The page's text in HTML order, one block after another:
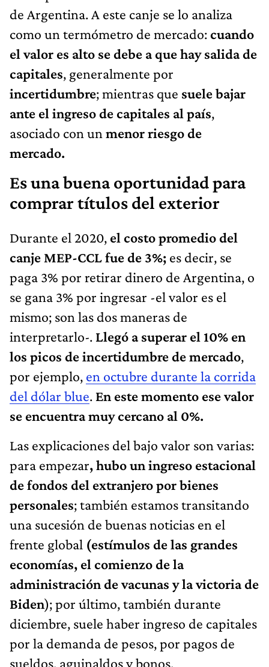
de Argentina. A este canje se lo analiza
como un termómetro de mercado:cuando
el valor es alto se debe a que hay salida de
capitales, generalmente por
incertidumbre; mientras que suele bajar
ante el ingreso de capitales al país,
asociado con un menor riesgo de
mercado.
Es una buena oportunidad para
comprar títulos del exterior
Durante el 2020, el costo promedio del
canje MEP-CCL fue de 3%; es decir, se
paga 3% por retirar dinero de Argentina, o
se gana 3% por ingresar -el valor es el
mismo; son las dos maneras de
interpretarlo-. Llegó a superar el 10% en
los picos de incertidumbre de mercado,
por ejemplo, en octubre durante la corrida
del dólar blue. En este momento ese valor
se encuentra muy cercano al 0%.
Las explicaciones del bajo valor son varias:
para empezar, hubo un ingreso estacional
de fondos del extranjero por bienes
personales; también estamos transitando
una sucesión de buenas noticias en el
frente global (estímulos de las grandes
economías, el comienzo de la
administración de vacunas y la victoria de
Biden); por último, también durante
diciembre, suele haber ingreso de capitales
por la demanda de pesos, por pagos de
sueldos, aguinaldos y bonos.